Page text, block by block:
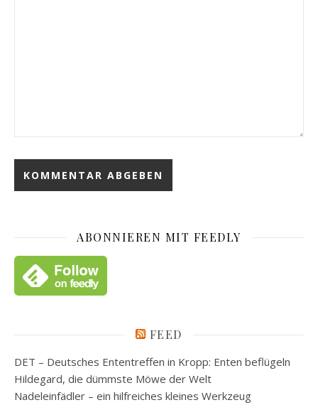
ABONNIEREN MIT FEEDLY
FEED
DET – Deutsches Ententreffen in Kropp: Enten beflügeln
Hildegard, die dümmste Möwe der Welt
Nadeleinfädler – ein hilfreiches kleines Werkzeug